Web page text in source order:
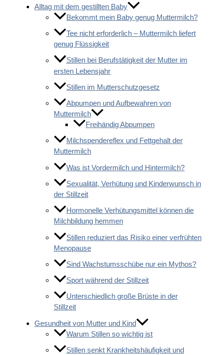
Alltag mit dem gestillten Baby
Bekommt mein Baby genug Muttermilch?
Tee nicht erforderlich – Muttermilch liefert
genug Flüssigkeit
Stillen bei Berufstätigkeit der Mutter im
ersten Lebensjahr
Stillen im Mutterschutzgesetz
Abpumpen und Aufbewahren von
Muttermilch
Freihändig Abpumpen
Milchspendereflex und Fettgehalt der
Muttermilch
Was ist Vordermilch und Hintermilch?
Sexualität, Verhütung und Kinderwunsch in
der Stillzeit
Hormonelle Verhütungsmittel können die
Milchbildung hemmen
Stillen reduziert das Risiko einer verfrühten
Menopause
Sind Wachstumsschübe nur ein Mythos?
Sport während der Stillzeit
Unterschiedlich große Brüste in der
Stillzeit
Gesundheit von Mutter und Kind
Warum Stillen so wichtig ist
Stillen senkt Krankheitshäufigkeit und